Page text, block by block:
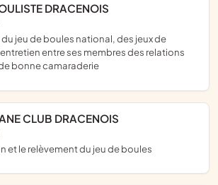
DRACENOIS
entre ses membres des relations
bonne camaraderie
CLUB DRACENOIS
et le relèvement du jeu de boules